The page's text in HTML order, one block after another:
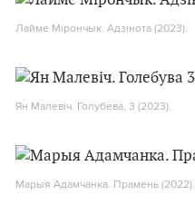
Лайме Мірончык. Адзінота (2023).
Ян Малевіч. Голубева, 3 (2023).
Марыя Адамчанка. Прамень (2022).